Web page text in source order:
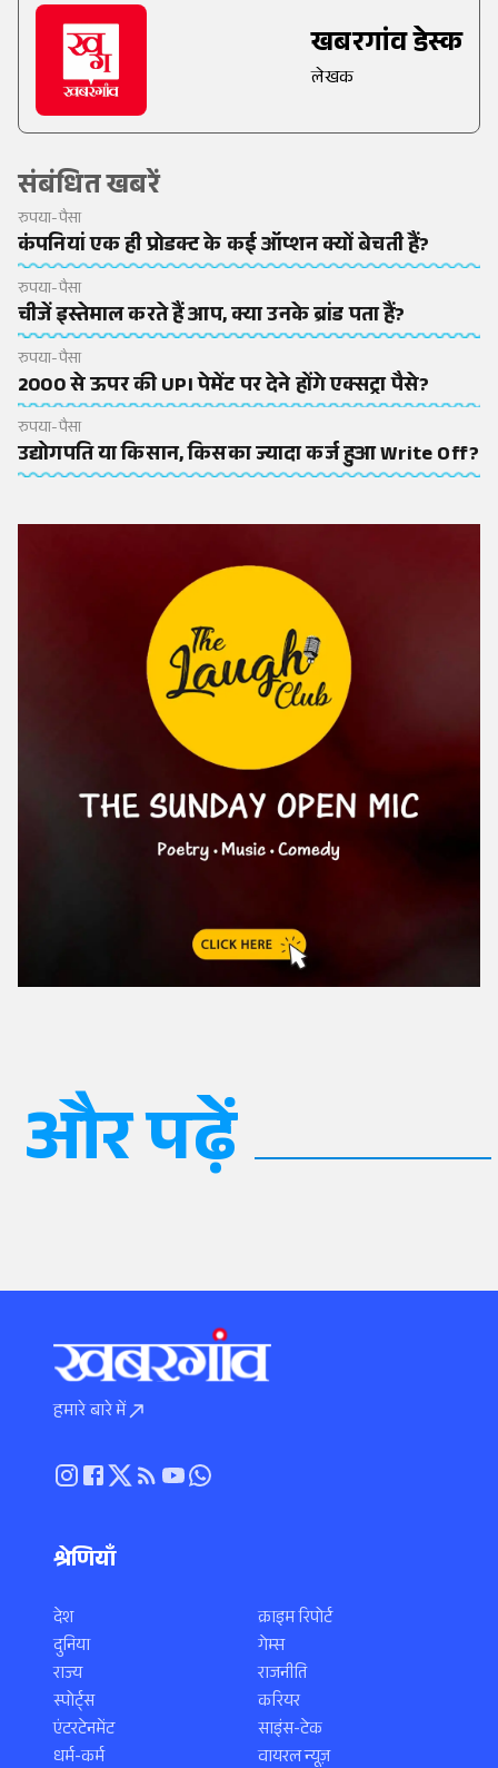
खबरगांव डेस्क
लेखक
संबंधित खबरें
रुपया-पैसा
कंपनियां एक ही प्रोडक्ट के कई ऑप्शन क्यों बेचती हैं?
रुपया-पैसा
चीजें इस्तेमाल करते हैं आप, क्या उनके ब्रांड पता हैं?
रुपया-पैसा
2000 से ऊपर की UPI पेमेंट पर देने होंगे एक्सट्रा पैसे?
रुपया-पैसा
उद्योगपति या किसान, किसका ज्यादा कर्ज हुआ Write Off?
और पढ़ें
हमारे बारे में
श्रेणियाँ
देश
दुनिया
राज्य
स्पोर्ट्स
एंटरटेनमेंट
धर्म-कर्म
क्राइम रिपोर्ट
गेम्स
राजनीति
करियर
साइंस-टेक
वायरल न्यूज़